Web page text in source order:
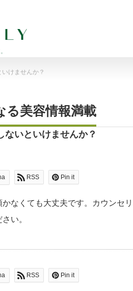
けませんか？
る美容情報満載
ないといけませんか？
RSS Pin it
なくても大丈夫です。カウンセ
い。
RSS Pin it